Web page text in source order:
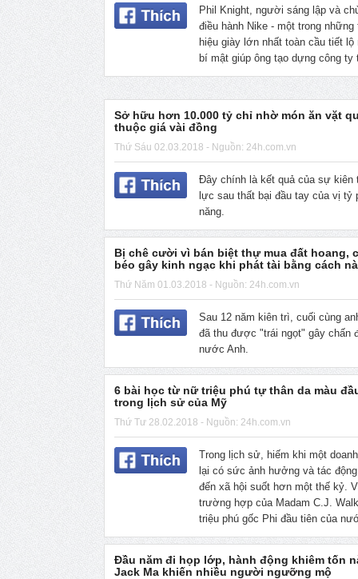
Phil Knight, người sáng lập và
điều hành Nike - một trong
hiệu giày lớn nhất toàn cầu tiết lộ
bí mật giúp ông tạo dựng công ty
Sở hữu hơn 10.000 tỷ chỉ nhờ món ăn vặt
thuộc giá vài đồng
Thứ Sáu 02.03.2018 - Nguồn: 24h.com.vn
Đây chính là kết quả của sự kiên
lực sau thất bại đầu tay của vị tỷ
năng.
Bị chê cười vì bán biệt thự mua đất hoang,
béo gây kinh ngạc khi phát tài bằng cách
Thứ Năm 01.03.2018 - Nguồn: 24h.com.vn
Sau 12 năm kiên trì, cuối cùng
đã thu được "trái ngọt" gây chấn
nước Anh.
6 bài học từ nữ triệu phú tự thân da màu
trong lịch sử của Mỹ
Thứ Tư 28.02.2018 - Nguồn: 24h.com.vn
Trong lịch sử, hiếm khi một
lại có sức ảnh hưởng và tác
đến xã hội suốt hơn một thế kỷ.
trường hợp của Madam C.J.
triệu phú gốc Phi đầu tiên của
Đầu năm đi họp lớp, hành động khiêm tốn
Jack Ma khiến nhiều người ngưỡng mộ